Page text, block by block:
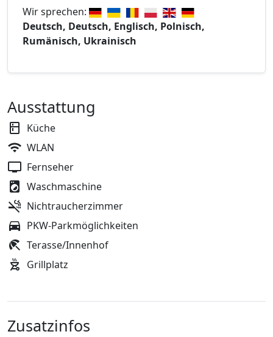
Wir sprechen:
Deutsch, Deutsch, Englisch, Polnisch,
Rumänisch, Ukrainisch
Ausstattung
Küche
WLAN
Fernseher
Waschmaschine
Nichtraucherzimmer
PKW-Parkmöglichkeiten
Terasse/Innenhof
Grillplatz
Zusatzinfos